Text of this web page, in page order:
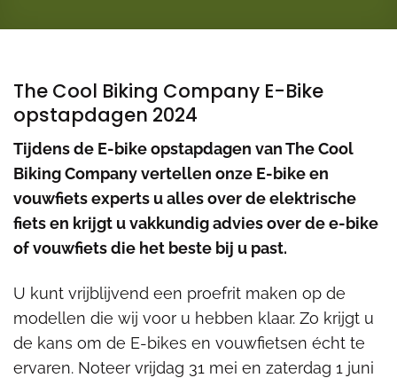
The Cool Biking Company E-Bike
opstapdagen 2024
Tijdens de E-bike opstapdagen van The Cool
Biking Company vertellen onze E-bike en
vouwfiets experts u alles over de elektrische
fiets en krijgt u vakkundig advies over de e-bike
of vouwfiets die het beste bij u past.
U kunt vrijblijvend een proefrit maken op de
modellen die wij voor u hebben klaar. Zo krijgt u
de kans om de E-bikes en vouwfietsen écht te
ervaren. Noteer vrijdag 31 mei en zaterdag 1 juni